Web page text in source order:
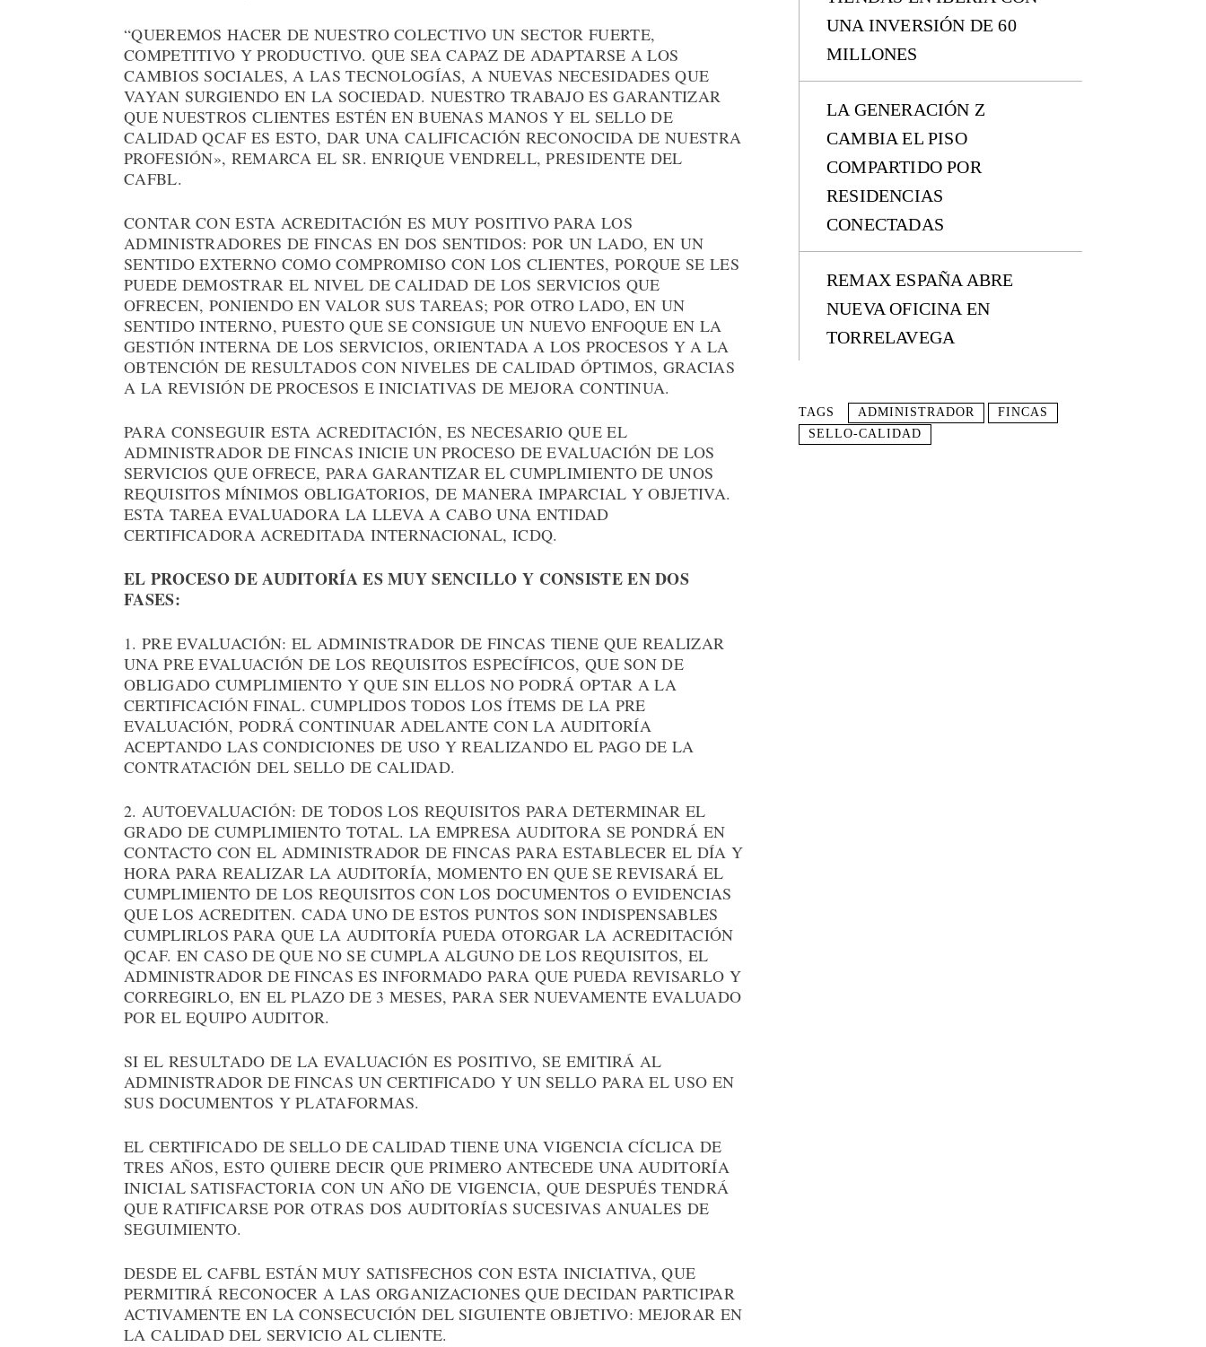
“QUEREMOS HACER DE NUESTRO COLECTIVO UN SECTOR FUERTE,
COMPETITIVO Y PRODUCTIVO. QUE SEA CAPAZ DE ADAPTARSE A LOS
CAMBIOS SOCIALES, A LAS TECNOLOGÍAS, A NUEVAS NECESIDADES QUE
VAYAN SURGIENDO EN LA SOCIEDAD. NUESTRO TRABAJO ES GARANTIZAR
QUE NUESTROS CLIENTES ESTÉN EN BUENAS MANOS Y EL SELLO DE
CALIDAD QCAF ES ESTO, DAR UNA CALIFICACIÓN RECONOCIDA DE NUESTRA
PROFESIÓN», REMARCA EL SR. ENRIQUE VENDRELL, PRESIDENTE DEL
CAFBL.
CONTAR CON ESTA ACREDITACIÓN ES MUY POSITIVO PARA LOS
ADMINISTRADORES DE FINCAS EN DOS SENTIDOS: POR UN LADO, EN UN
SENTIDO EXTERNO COMO COMPROMISO CON LOS CLIENTES, PORQUE SE LES
PUEDE DEMOSTRAR EL NIVEL DE CALIDAD DE LOS SERVICIOS QUE
OFRECEN, PONIENDO EN VALOR SUS TAREAS; POR OTRO LADO, EN UN
SENTIDO INTERNO, PUESTO QUE SE CONSIGUE UN NUEVO ENFOQUE EN LA
GESTIÓN INTERNA DE LOS SERVICIOS, ORIENTADA A LOS PROCESOS Y A LA
OBTENCIÓN DE RESULTADOS CON NIVELES DE CALIDAD ÓPTIMOS, GRACIAS
A LA REVISIÓN DE PROCESOS E INICIATIVAS DE MEJORA CONTINUA.
PARA CONSEGUIR ESTA ACREDITACIÓN, ES NECESARIO QUE EL
ADMINISTRADOR DE FINCAS INICIE UN PROCESO DE EVALUACIÓN DE LOS
SERVICIOS QUE OFRECE, PARA GARANTIZAR EL CUMPLIMIENTO DE UNOS
REQUISITOS MÍNIMOS OBLIGATORIOS, DE MANERA IMPARCIAL Y OBJETIVA.
ESTA TAREA EVALUADORA LA LLEVA A CABO UNA ENTIDAD
CERTIFICADORA ACREDITADA INTERNACIONAL, ICDQ.
EL PROCESO DE AUDITORÍA ES MUY SENCILLO Y CONSISTE EN DOS
FASES:
1. PRE EVALUACIÓN: EL ADMINISTRADOR DE FINCAS TIENE QUE REALIZAR
UNA PRE EVALUACIÓN DE LOS REQUISITOS ESPECÍFICOS, QUE SON DE
OBLIGADO CUMPLIMIENTO Y QUE SIN ELLOS NO PODRÁ OPTAR A LA
CERTIFICACIÓN FINAL. CUMPLIDOS TODOS LOS ÍTEMS DE LA PRE
EVALUACIÓN, PODRÁ CONTINUAR ADELANTE CON LA AUDITORÍA
ACEPTANDO LAS CONDICIONES DE USO Y REALIZANDO EL PAGO DE LA
CONTRATACIÓN DEL SELLO DE CALIDAD.
2. AUTOEVALUACIÓN: DE TODOS LOS REQUISITOS PARA DETERMINAR EL
GRADO DE CUMPLIMIENTO TOTAL. LA EMPRESA AUDITORA SE PONDRÁ EN
CONTACTO CON EL ADMINISTRADOR DE FINCAS PARA ESTABLECER EL DÍA Y
HORA PARA REALIZAR LA AUDITORÍA, MOMENTO EN QUE SE REVISARÁ EL
CUMPLIMIENTO DE LOS REQUISITOS CON LOS DOCUMENTOS O EVIDENCIAS
QUE LOS ACREDITEN. CADA UNO DE ESTOS PUNTOS SON INDISPENSABLES
CUMPLIRLOS PARA QUE LA AUDITORÍA PUEDA OTORGAR LA ACREDITACIÓN
QCAF. EN CASO DE QUE NO SE CUMPLA ALGUNO DE LOS REQUISITOS, EL
ADMINISTRADOR DE FINCAS ES INFORMADO PARA QUE PUEDA REVISARLO Y
CORREGIRLO, EN EL PLAZO DE 3 MESES, PARA SER NUEVAMENTE EVALUADO
POR EL EQUIPO AUDITOR.
SI EL RESULTADO DE LA EVALUACIÓN ES POSITIVO, SE EMITIRÁ AL
ADMINISTRADOR DE FINCAS UN CERTIFICADO Y UN SELLO PARA EL USO EN
SUS DOCUMENTOS Y PLATAFORMAS.
EL CERTIFICADO DE SELLO DE CALIDAD TIENE UNA VIGENCIA CÍCLICA DE
TRES AÑOS, ESTO QUIERE DECIR QUE PRIMERO ANTECEDE UNA AUDITORÍA
INICIAL SATISFACTORIA CON UN AÑO DE VIGENCIA, QUE DESPUÉS TENDRÁ
QUE RATIFICARSE POR OTRAS DOS AUDITORÍAS SUCESIVAS ANUALES DE
SEGUIMIENTO.
DESDE EL CAFBL ESTÁN MUY SATISFECHOS CON ESTA INICIATIVA, QUE
PERMITIRÁ RECONOCER A LAS ORGANIZACIONES QUE DECIDAN PARTICIPAR
ACTIVAMENTE EN LA CONSECUCIÓN DEL SIGUIENTE OBJETIVO: MEJORAR EN
LA CALIDAD DEL SERVICIO AL CLIENTE.
UNA INVERSIÓN DE 60
MILLONES
LA GENERACIÓN Z
CAMBIA EL PISO
COMPARTIDO POR
RESIDENCIAS
CONECTADAS
REMAX ESPAÑA ABRE
NUEVA OFICINA EN
TORRELAVEGA
TAGS ADMINISTRADOR
FINCAS
SELLO-CALIDAD